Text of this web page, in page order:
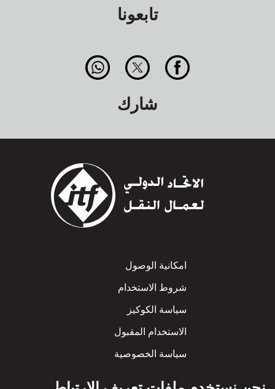
تابعونا
شارك
Footer
امكانية الوصول
شروط الاستخدام
سياسة الكوكيز
الاستخدام المقبول
سياسة الخصوصية